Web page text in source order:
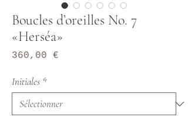
Boucles d’oreilles No. 7
«Herséa»
360,00 €
Initiales *